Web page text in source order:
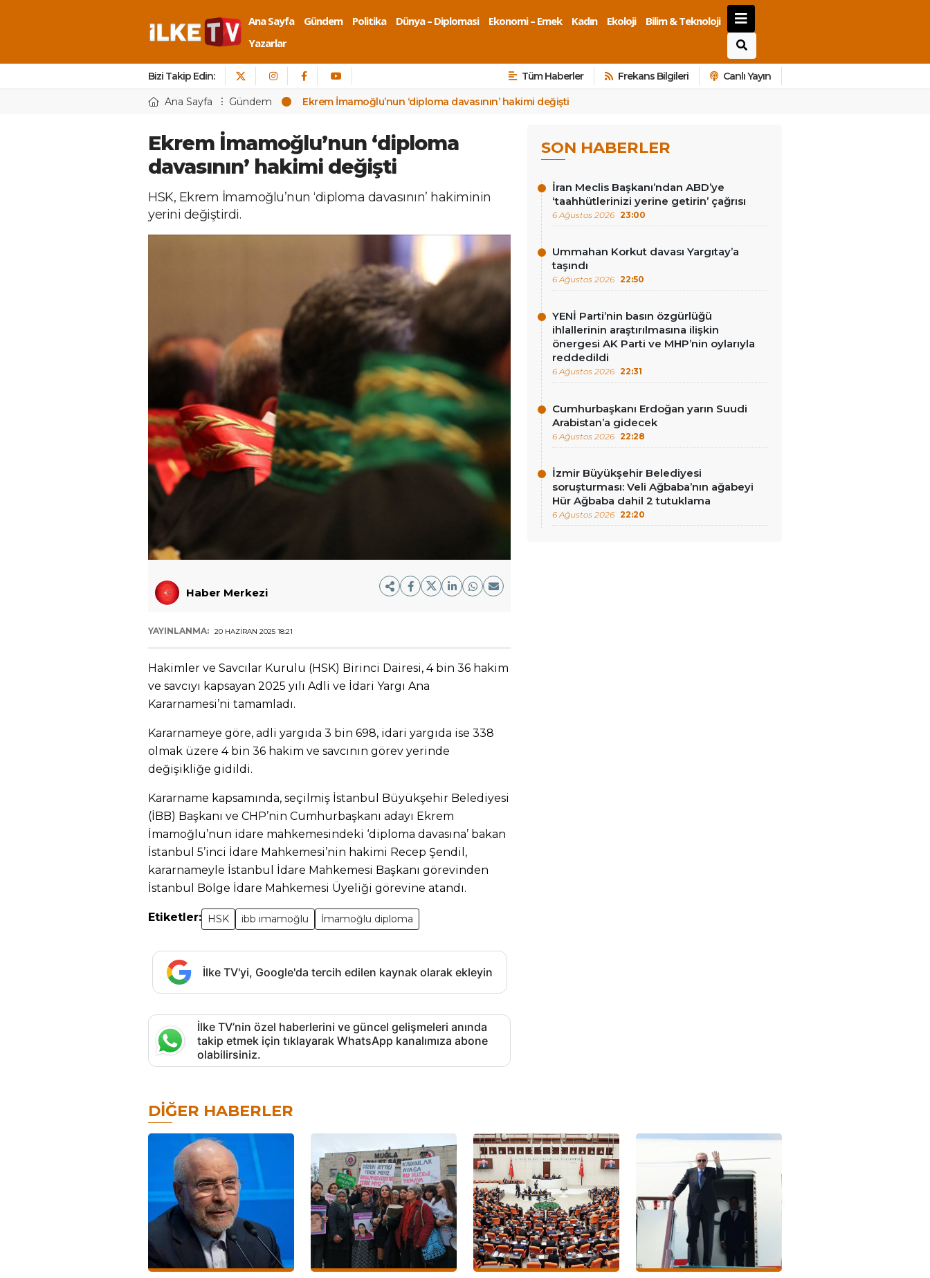
Ana Sayfa Gündem Politika Dünya – Diplomasi Ekonomi – Emek Kadın Ekoloji
Bilim & Teknoloji
Yazarlar
Bizi Takip Edin: Tüm Haberler Frekans Bilgileri Canlı Yayın
Ana Sayfa Gündem Ekrem İmamoğlu’nun ‘diploma davasının’ hakimi değişti
Ekrem İmamoğlu’nun ‘diploma
davasının’ hakimi değişti
HSK, Ekrem İmamoğlu’nun ‘diploma davasının’ hakiminin
yerini değiştirdi.
Haber Merkezi
YAYINLANMA: 20 HAZIRAN 2025 18:21
Hakimler ve Savcılar Kurulu (HSK) Birinci Dairesi, 4 bin 36 hakim
ve savcıyı kapsayan 2025 yılı Adli ve İdari Yargı Ana
Kararnamesi’ni tamamladı.
Kararnameye göre, adli yargıda 3 bin 698, idari yargıda ise 338
olmak üzere 4 bin 36 hakim ve savcının görev yerinde
değişikliğe gidildi.
Kararname kapsamında, seçilmiş İstanbul Büyükşehir Belediyesi
(İBB) Başkanı ve CHP’nin Cumhurbaşkanı adayı Ekrem
İmamoğlu’nun idare mahkemesindeki ‘diploma davasına’ bakan
İstanbul 5’inci İdare Mahkemesi’nin hakimi Recep Şendil,
kararnameyle İstanbul İdare Mahkemesi Başkanı görevinden
İstanbul Bölge İdare Mahkemesi Üyeliği görevine atandı.
Etiketler: HSK ibb imamoğlu İmamoğlu diploma
İlke TV'yi, Google'da tercih edilen kaynak olarak ekleyin
İlke TV’nin özel haberlerini ve güncel gelişmeleri anında
takip etmek için tıklayarak WhatsApp kanalımıza abone
olabilirsiniz.
SON HABERLER
İran Meclis Başkanı’ndan ABD’ye
‘taahhütlerinizi yerine getirin’ çağrısı
6 Ağustos 2026 23:00
Ummahan Korkut davası Yargıtay’a
taşındı
6 Ağustos 2026 22:50
YENİ Parti’nin basın özgürlüğü
ihlallerinin araştırılmasına ilişkin
önergesi AK Parti ve MHP’nin oylarıyla
reddedildi
6 Ağustos 2026 22:31
Cumhurbaşkanı Erdoğan yarın Suudi
Arabistan’a gidecek
6 Ağustos 2026 22:28
İzmir Büyükşehir Belediyesi
soruşturması: Veli Ağbaba’nın ağabeyi
Hür Ağbaba dahil 2 tutuklama
6 Ağustos 2026 22:20
DIĞER HABERLER